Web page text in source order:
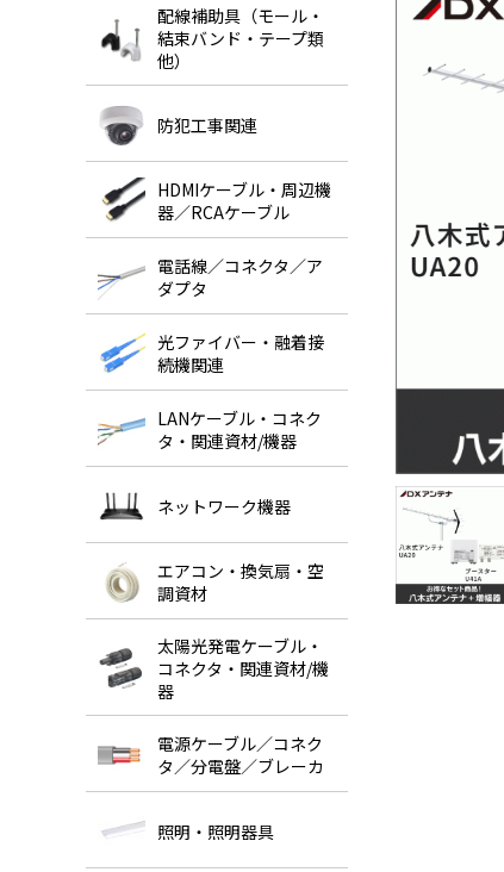
配線補助具（モール・
結束バンド・テープ類
他）
防犯工事関連
HDMIケーブル・周辺機
器／RCAケーブル
電話線／コネクタ／ア
ダプタ
光ファイバー・融着接
続機関連
LANケーブル・コネク
タ・関連資材/機器
ネットワーク機器
エアコン・換気扇・空
調資材
太陽光発電ケーブル・
コネクタ・関連資材/機
器
電源ケーブル／コネク
タ／分電盤／ブレーカ
照明・照明器具